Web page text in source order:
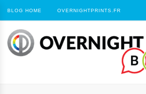
BLOG HOME OVERNIGHTPRINTS.FR